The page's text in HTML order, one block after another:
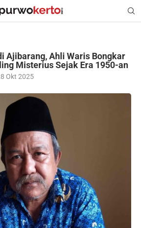
Ajibarang, Ahli Waris Bongkar
Misterius Sejak Era 1950-an
Okt 2025